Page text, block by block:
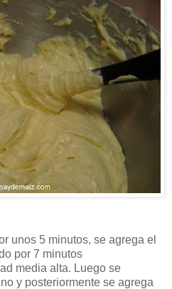
unos 5 minutos, se agrega el
por 7 minutos
media alta. Luego se
y posteriormente se agrega